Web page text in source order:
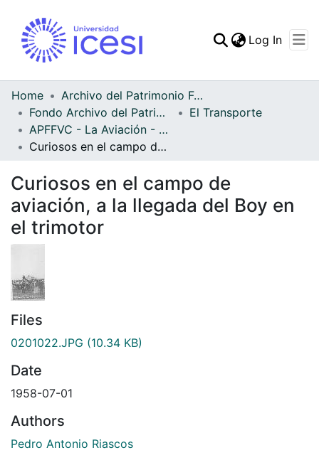
Statistics
Log In
Home
Archivo del Patrimonio Fotográfico y Fílmico del Valle del Cauca
Fondo Archivo del Patrimonio Fotográfico y Fílmico del Valle del Cauca
El Transporte
APFFVC - La Aviación - Patrimonial
Curiosos en el campo de aviación, a la llegada del Boy en el trimotor
Curiosos en el campo de
aviación, a la llegada del Boy en
el trimotor
Files
0201022.JPG (10.34 KB)
Date
1958-07-01
Authors
Pedro Antonio Riascos